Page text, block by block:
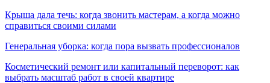
Крыша дала течь: когда звонить мастерам, а когда можно
справиться своими силами
Генеральная уборка: когда пора вызвать профессионалов
Косметический ремонт или капитальный переворот: как
выбрать масштаб работ в своей квартире